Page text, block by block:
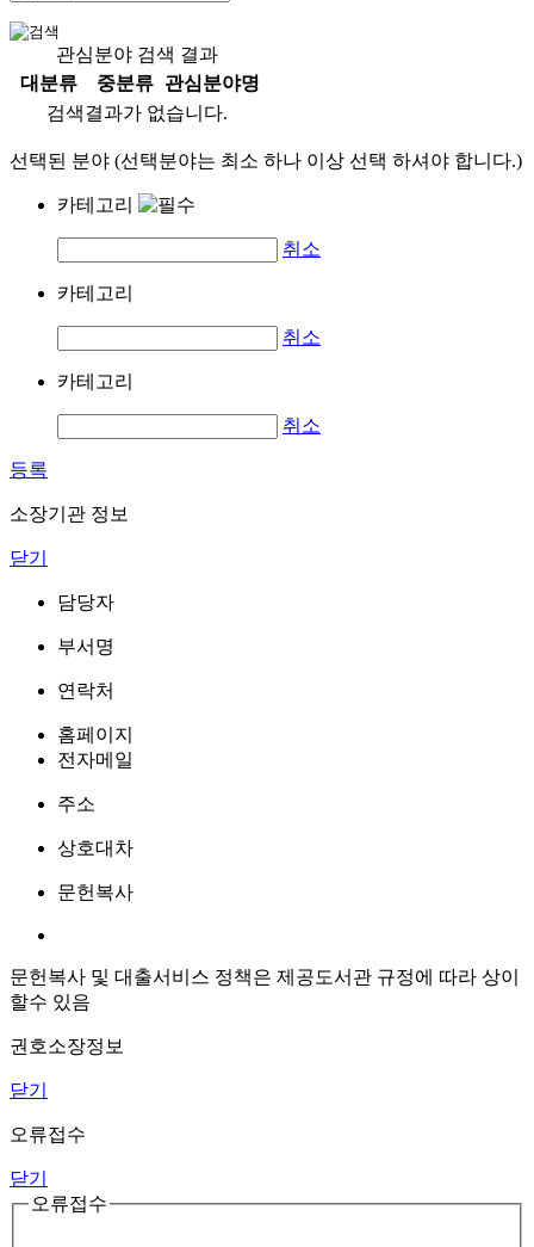
관심분야 검색 결과
대분류
중분류
관심분야명
검색결과가 없습니다.
선택된 분야 (선택분야는 최소 하나 이상 선택 하셔야 합니다.)
카테고리
취소
카테고리
취소
카테고리
취소
등록
소장기관 정보
닫기
담당자
부서명
연락처
홈페이지
전자메일
주소
상호대차
문헌복사
문헌복사 및 대출서비스 정책은 제공도서관 규정에 따라 상이
할수 있음
권호소장정보
닫기
오류접수
닫기
오류접수